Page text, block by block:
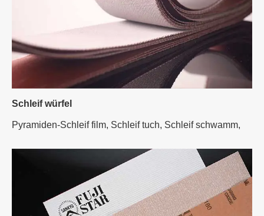
Schleif würfel
Pyramiden-Schleif film, Schleif tuch, Schleif schwamm,